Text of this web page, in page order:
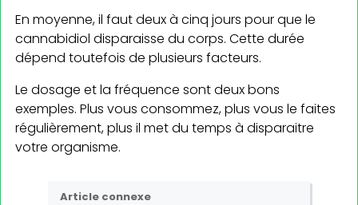
En moyenne, il faut deux à cinq jours pour que le
cannabidiol disparaisse du corps. Cette durée
dépend toutefois de plusieurs facteurs.
Le dosage et la fréquence sont deux bons
exemples. Plus vous consommez, plus vous le faites
régulièrement, plus il met du temps à disparaitre
votre organisme.
Article connexe